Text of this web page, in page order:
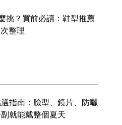
挑？買前必讀：鞋型推薦
整理
指南：臉型、鏡片、防曬
就能戴整個夏天